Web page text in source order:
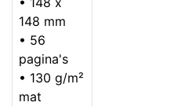
148 mm
• 56
pagina's
• 130 g/m²
mat